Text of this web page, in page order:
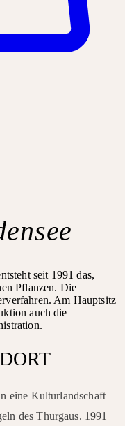
seit 1991 das,
Pflanzen. Die
Am Hauptsitz
auch die
eine Kulturlandschaft
des Thurgaus. 1991